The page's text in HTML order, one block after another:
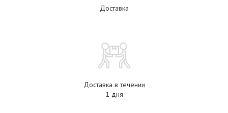
Доставка
Доставка в течении
1 дня